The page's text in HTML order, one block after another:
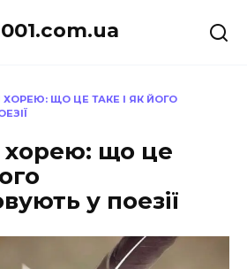
ХОРЕЮ: ЩО ЦЕ ТАКЕ І ЯК ЙОГО
хорею: що це
у поезії